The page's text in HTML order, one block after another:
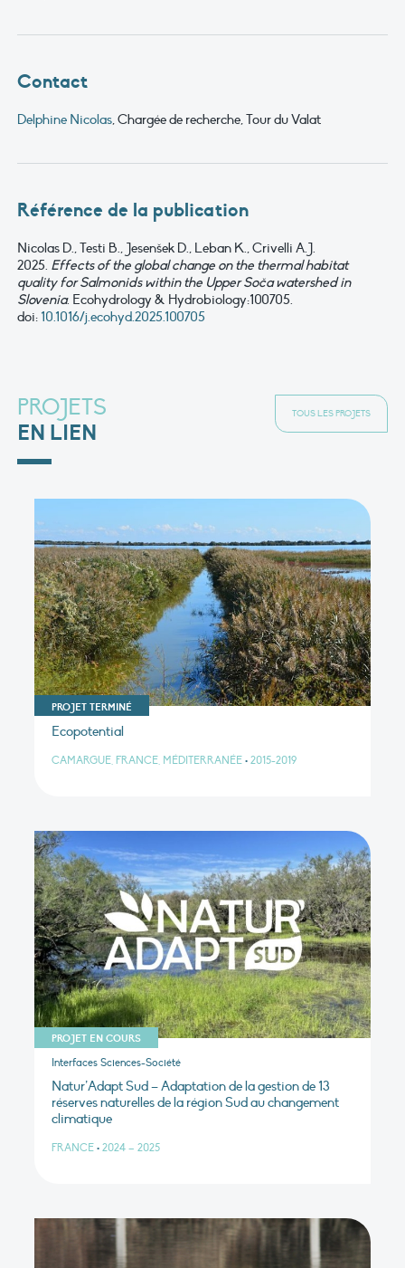
Contact
Delphine Nicolas, Chargée de recherche, Tour du Valat
Référence de la publication
Nicolas D., Testi B., Jesenšek D., Leban K., Crivelli A.J.
2025. Effects of the global change on the thermal habitat
quality for Salmonids within the Upper Soča watershed in
Slovenia. Ecohydrology & Hydrobiology:100705.
doi: 10.1016/j.ecohyd.2025.100705
PROJETS
EN LIEN
TOUS LES PROJETS
PROJET TERMINÉ
Ecopotential
CAMARGUE, FRANCE, MÉDITERRANÉE • 2015-2019
PROJET EN COURS
Interfaces Sciences-Société
Natur’Adapt Sud – Adaptation de la gestion de 13
réserves naturelles de la région Sud au changement
climatique
FRANCE • 2024 – 2025